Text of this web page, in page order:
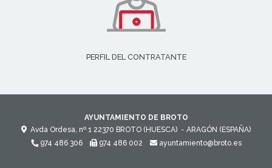
PERFIL DEL CONTRATANTE
AYUNTAMIENTO DE BROTO
Avda Ordesa, nº 1 22370 BROTO (HUESCA) - ARAGÓN (ESPAÑA)
974 486 306
974 486 002 ayuntamiento@broto.es